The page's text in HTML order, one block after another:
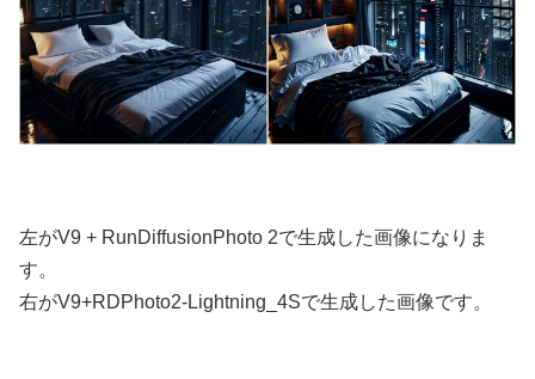
左がV9 + RunDiffusionPhoto 2で生成した画像になりま
す。
右がV9+RDPhoto2-Lightning_4Sで生成した画像です。